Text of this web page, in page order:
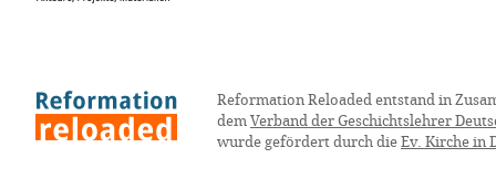
Reformation Reloaded entstand in
dem Verband der Geschichtslehrer
wurde gefördert durch die Ev. Kirche in